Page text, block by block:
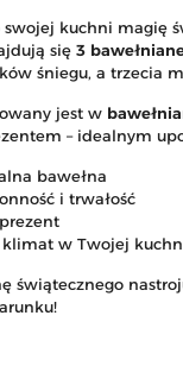
kuchni magię
się 3
śniegu, a trzecia
jest w
– idealnym
bawełna
i trwałość
klimat w Twojej
świątecznego